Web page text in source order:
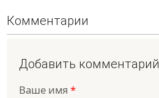
Комментарии
Добавить комментарий
Ваше имя *